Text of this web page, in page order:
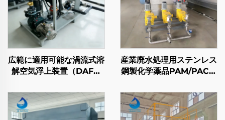
広範に適用可能な渦流式溶
解空気浮上装置（DAF）
産業廃水処理用ステンレス
鋼製化学薬品PAM/PAC凝